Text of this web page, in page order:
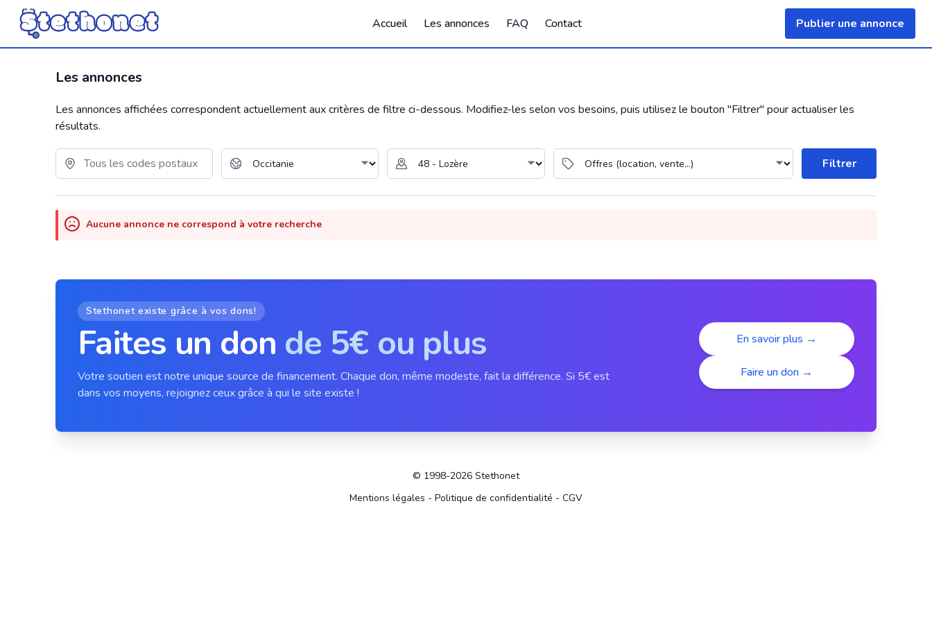
Publier une annonce
Accueil Les annonces FAQ Contact
Les annonces
Les annonces affichées correspondent actuellement aux critères de filtre ci-dessous. Modifiez-les selon vos besoins, puis utilisez le bouton "Filtrer" pour actualiser les
résultats.
Filtrer
Aucune annonce ne correspond à votre recherche
Stethonet existe grâce à vos dons!
Faites un don de 5€ ou plus
Votre soutien est notre unique source de financement. Chaque don, même modeste, fait la différence. Si 5€ est
dans vos moyens, rejoignez ceux grâce à qui le site existe !
En savoir plus →
Faire un don →
© 1998-2026 Stethonet
Mentions légales - Politique de confidentialité - CGV